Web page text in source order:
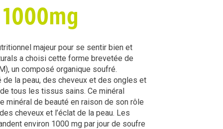
majeur pour se sentir bien et
a choisi cette forme brevetée de
un composé organique soufré.
la peau, des cheveux et des ongles et
tous les tissus sains. Ce minéral
minéral de beauté en raison de son rôle
cheveux et l’éclat de la peau. Les
environ 1000 mg par jour de soufre